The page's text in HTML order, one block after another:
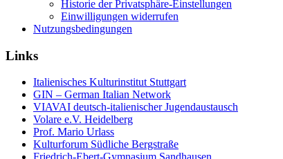
Historie der Privatsphäre-Einstellungen
Einwilligungen widerrufen
Nutzungsbedingungen
Links
Italienisches Kulturinstitut Stuttgart
GIN – German Italian Network
VIAVAI deutsch-italienischer Jugendaustausch
Volare e.V. Heidelberg
Prof. Mario Urlass
Kulturforum Südliche Bergstraße